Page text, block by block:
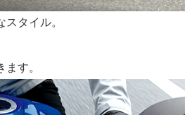
タイル。
す。